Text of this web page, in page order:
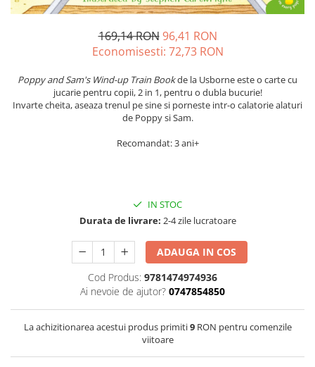
169,14 RON 96,41 RON
Economisesti: 72,73 RON
Poppy and Sam's Wind-up Train Bookde la Usborne este o carte cu
jucarie pentru copii, 2 in 1, pentru o dubla bucurie!
Invarte cheita, aseaza trenul pe sine si porneste intr-o calatorie alaturi
de Poppy si Sam.
Recomandat: 3 ani+
IN STOC
Durata de livrare: 2-4 zile lucratoare
ADAUGA IN COS
Cod Produs: 9781474974936
Ai nevoie de ajutor? 0747854850
La achizitionarea acestui produs primiti9RON pentru comenzile
viitoare